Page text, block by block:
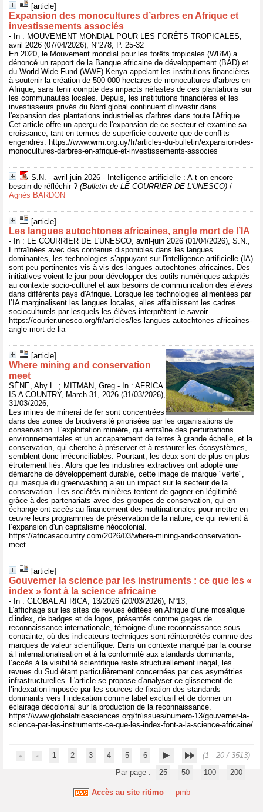
[article]
Expansion des monocultures d’arbres en Afrique et
investissements associés
- In : MOUVEMENT MONDIAL POUR LES FORÊTS TROPICALES,
avril 2026 (07/04/2026), N°278, P. 25-32
En 2020, le Mouvement mondial pour les forêts tropicales (WRM) a
dénoncé un rapport de la Banque africaine de développement (BAD) et
du World Wide Fund (WWF) Kenya appelant les institutions financières
à soutenir la création de 500 000 hectares de monocultures d’arbres en
Afrique, sans tenir compte des impacts néfastes de ces plantations sur
les communautés locales. Depuis, les institutions financières et les
investisseurs privés du Nord global continuent d'investir dans
l'expansion des plantations industrielles d'arbres dans toute l'Afrique.
Cet article offre un aperçu de l'expansion de ce secteur et examine sa
croissance, tant en termes de superficie couverte que de conflits
engendrés. https://www.wrm.org.uy/fr/articles-du-bulletin/expansion-des-
monocultures-darbres-en-afrique-et-investissements-associes
S.N. - avril-juin 2026 - Intelligence artificielle : A-t-on encore
besoin de réfléchir ? (Bulletin de LE COURRIER DE L'UNESCO) /
Agnès BARDON
[article]
Les langues autochtones africaines, angle mort de l’IA
- In : LE COURRIER DE L'UNESCO, avril-juin 2026 (01/04/2026), S.N.,
Entraînées avec des contenus disponibles dans les langues
dominantes, les technologies s’appuyant sur l'intelligence artificielle (IA)
sont peu pertinentes vis-à-vis des langues autochtones africaines. Des
initiatives voient le jour pour développer des outils numériques adaptés
au contexte socio-culturel et aux besoins de communication des élèves
dans différents pays d'Afrique. Lorsque les technologies alimentées par
l’IA marginalisent les langues locales, elles affaiblissent les cadres
socioculturels par lesquels les élèves interprètent le savoir.
https://courier.unesco.org/fr/articles/les-langues-autochtones-africaines-
angle-mort-de-lia
[article]
Where mining and conservation
meet
SÈNE, Aby L. ; MITMAN, Greg - In : AFRICA
IS A COUNTRY, March 31, 2026 (31/03/2026),
31/03/2026,
Les mines de minerai de fer sont concentrées
dans des zones de biodiversité priorisées par les organisations de
conservation. L'exploitation minière, qui entraîne des perturbations
environnementales et un accaparement de terres à grande échelle, et la
conservation, qui cherche à préserver et à restaurer les écosystèmes,
semblent donc irréconciliables. Pourtant, les deux sont de plus en plus
étroitement liés. Alors que les industries extractives ont adopté une
démarche de développement durable, cette image de marque "verte",
qui masque du greenwashing a eu un impact sur le secteur de la
conservation. Les sociétés minières tentent de gagner en légitimité
grâce à des partenariats avec des groupes de conservation, qui en
échange ont accès au financement des multinationales pour mettre en
œuvre leurs programmes de préservation de la nature, ce qui revient à
l’expansion d'un capitalisme néocolonial.
https://africasacountry.com/2026/03/where-mining-and-conservation-
meet
[article]
Gouverner la science par les instruments : ce que les «
index » font à la science africaine
- In : GLOBAL AFRICA, 13/2026 (20/03/2026), N°13,
L’affichage sur les sites de revues éditées en Afrique d’une mosaïque
d’index, de badges et de logos, présentés comme gages de
reconnaissance internationale, témoigne d'une reconnaissance sous
contrainte, où des indicateurs techniques sont réinterprétés comme des
marques de valeur scientifique. Dans un contexte marqué par la course
à l’internationalisation et à la conformité aux standards dominants,
l’accès à la visibilité scientifique reste structurellement inégal, les
revues du Sud étant particulièrement concernées par ces asymétries
infrastructurelles. L'article se propose d'analyser ce glissement de
l’indexation imposée par les sources de fixation des standards
dominants vers l’indexation comme label exclusif et de donner un
éclairage décolonial sur la production de la reconnaissance.
https://www.globalafricasciences.org/fr/issues/numero-13/gouverner-la-
science-par-les-instruments-ce-que-les-index-font-a-la-science-africaine/
1 2 3 4 5 6
(1 - 20 / 3513)
Par page :
25 50 100 200
Accès au site ritimo pmb